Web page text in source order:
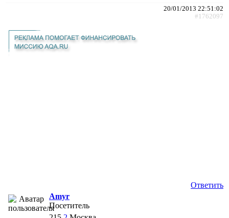
20/01/2013 22:51:02
#1762097
Ответить
Amyr
Посетитель